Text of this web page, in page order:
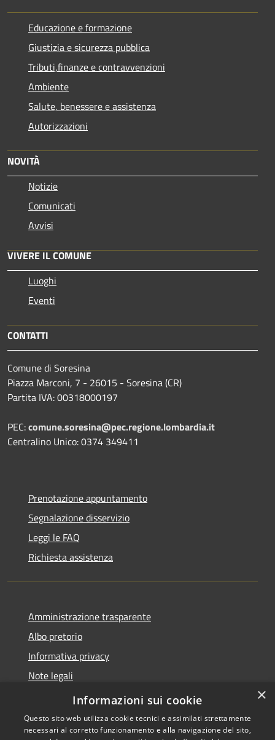
Educazione e formazione
Giustizia e sicurezza pubblica
Tributi,finanze e contravvenzioni
Ambiente
Salute, benessere e assistenza
Autorizzazioni
NOVITÀ
Notizie
Comunicati
Avvisi
VIVERE IL COMUNE
Luoghi
Eventi
CONTATTI
Comune di Soresina
Piazza Marconi, 7 - 26015 - Soresina (CR)
Partita IVA: 00318000197
PEC:comune.soresina@pec.regione.lombardia.it
Centralino Unico: 0374 349411
Prenotazione appuntamento
Segnalazione disservizio
Leggi le FAQ
Richiesta assistenza
Amministrazione trasparente
Albo pretorio
Informativa privacy
Note legali
Dichiarazione di accessibilità
×
Informazioni sui cookie
Questo sito web utilizza cookie tecnici e assimilati strettamente
necessari al corretto funzionamento e alla navigazione del sito,